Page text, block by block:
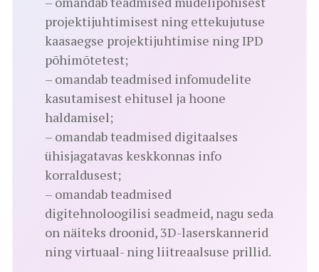
projektijuhtimisest ning ettekujutuse
kaasaegse projektijuhtimise ning IPD
põhimõtetest;
– omandab teadmised infomudelite
kasutamisest ehitusel ja hoone
haldamisel;
– omandab teadmised digitaalses
ühisjagatavas keskkonnas info
korraldusest;
– omandab teadmised
digitehnoloogilisi seadmeid, nagu seda
on näiteks droonid, 3D-laserskannerid
ning virtuaal- ning liitreaalsuse prillid.